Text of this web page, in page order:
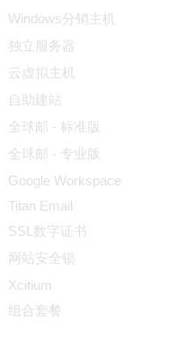
Windows分销主机
独立服务器
云虚拟主机
自助建站
全球邮 - 标准版
全球邮 - 专业版
Google Workspace
Titan Email
SSL数字证书
网站安全锁
Xcitium
组合套餐